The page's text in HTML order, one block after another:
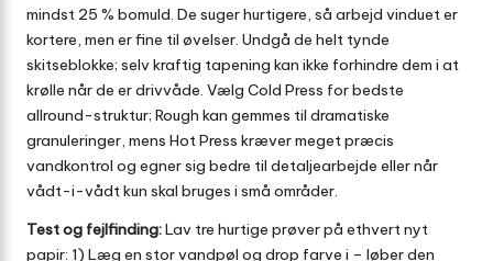
mindst 25 % bomuld. De suger hurtigere, så arbejd vinduet er
kortere, men er fine til øvelser. Undgå de helt tynde
skitseblokke; selv kraftig tapening kan ikke forhindre dem i at
krølle når de er drivvåde. Vælg Cold Press for bedste
allround-struktur; Rough kan gemmes til dramatiske
granuleringer, mens Hot Press kræver meget præcis
vandkontrol og egner sig bedre til detaljearbejde eller når
vådt-i-vådt kun skal bruges i små områder.
Test og fejlfinding:Lav tre hurtige prøver på ethvert nyt
papir: 1) Læg en stor vandpøl og drop farve i – løber den